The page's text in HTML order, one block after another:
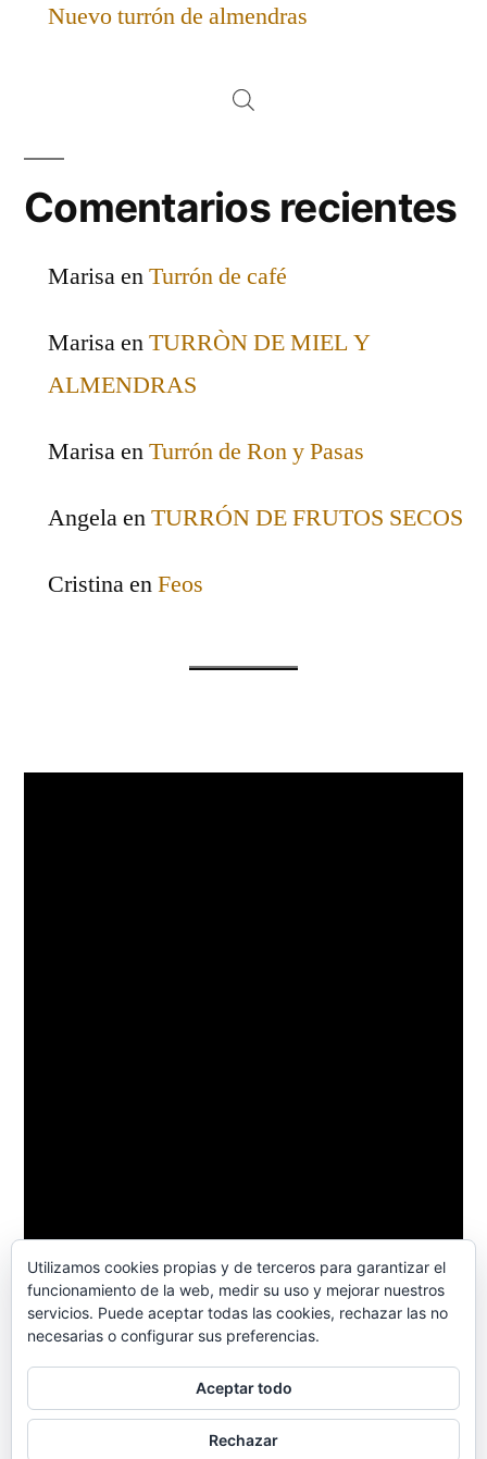
Nuevo turrón de almendras
Comentarios recientes
MarisaenTurrón de café
MarisaenTURRÒN DE MIEL Y
ALMENDRAS
MarisaenTurrón de Ron y Pasas
AngelaenTURRÓN DE FRUTOS SECOS
CristinaenFeos
Carmelitas de Maluenda,Funciona gracias a
Política de privacidad
Utilizamos cookies propias y de terceros para garantizar el
funcionamiento de la web, medir su uso y mejorar nuestros
servicios. Puede aceptar todas las cookies, rechazar las no
necesarias o configurar sus preferencias.
Aceptar todo
Rechazar